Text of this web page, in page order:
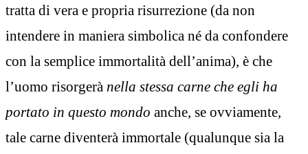
tratta di vera e propria risurrezione (da non
intendere in maniera simbolica né da confondere
con la semplice immortalità dell’anima), è che
l’uomo risorgerà nella stessa carne che egli ha
portato in questo mondo anche, se ovviamente,
tale carne diventerà immortale (qualunque sia la